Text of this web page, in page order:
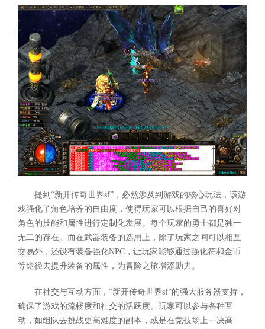
提到“新开传奇世界sf”，必然涉及到游戏的核心玩法，该游
戏强化了角色培养的自由度，使得玩家可以根据自己的喜好对
角色的技能和属性进行定制化发展。每个玩家的勇士都是独一
无二的存在。而在武器装备的选用上，除了玩家之间可以相互
交易外，还设有装备强化NPC，让玩家能够通过强化符和金币
等途径去提升装备的属性，为冒险之旅增添助力。
在社交与互动方面，“新开传奇世界sf”的强大服务器支持，
确保了游戏的流畅度和社交的活跃度。玩家可以参与各种互
动，如组队去挑战更高难度的副本，或是在竞技场上一决高